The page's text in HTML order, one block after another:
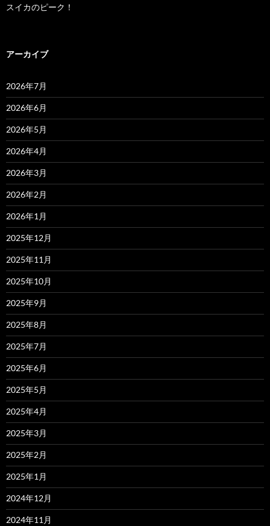
スイカのピーク！
アーカイブ
2026年7月
2026年6月
2026年5月
2026年4月
2026年3月
2026年2月
2026年1月
2025年12月
2025年11月
2025年10月
2025年9月
2025年8月
2025年7月
2025年6月
2025年5月
2025年4月
2025年3月
2025年2月
2025年1月
2024年12月
2024年11月